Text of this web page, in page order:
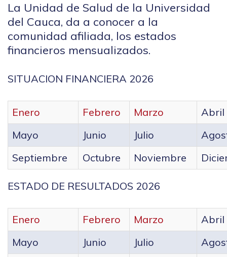
La Unidad de Salud de la Universidad
del Cauca, da a conocer a la
comunidad afiliada, los estados
financieros mensualizados.
SITUACION FINANCIERA 2026
Enero Febrero Marzo
Abril
Mayo
Junio Julio
Septiembre
Octubre Noviembre
ESTADO DE RESULTADOS 2026
Enero Febrero Marzo
Abril
Mayo
Junio Julio